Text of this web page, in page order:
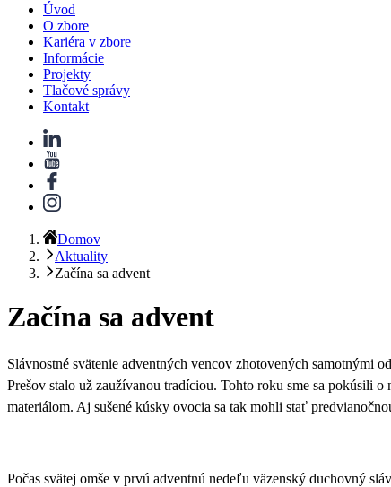
Úvod
O zbore
Kariéra v zbore
Informácie
Projekty
Tlačové správy
Kontakt
Domov
Aktuality
Začína sa advent
Začína sa advent
Slávnostné svätenie adventných vencov zhotovených samotnými
Prešov stalo už zaužívanou tradíciou. Tohto roku sme sa pokúsili
materiálom. Aj sušené kúsky ovocia sa tak mohli stať
Počas svätej omše v prvú adventnú nedeľu väzenský duchovný